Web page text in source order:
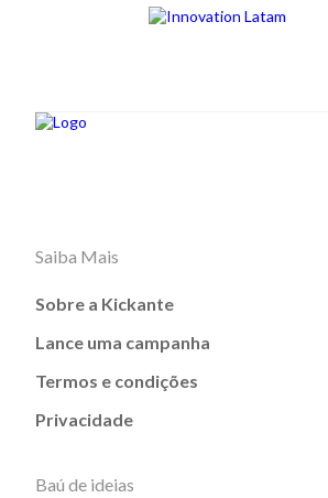
Saiba Mais
Sobre a Kickante
Lance uma campanha
Termos e condições
Privacidade
Baú de ideias